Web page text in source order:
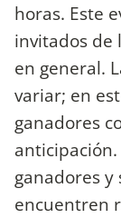
horas. Este
invitados de
en general.
variar; en
ganadores
ganadores y
encuentren